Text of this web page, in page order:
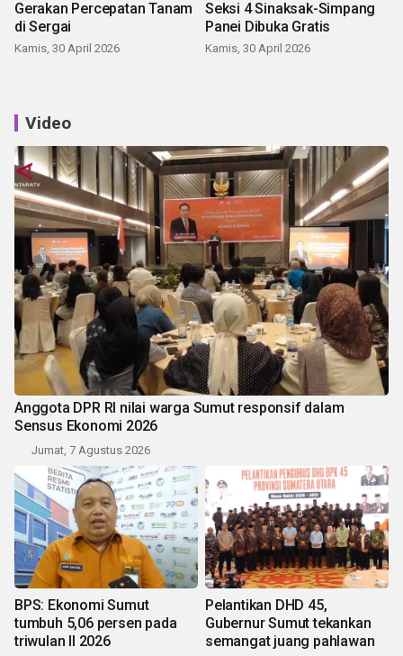
Gerakan Percepatan Tanam
di Sergai
Kamis, 30 April 2026
Seksi 4 Sinaksak-Simpang
Panei Dibuka Gratis
Kamis, 30 April 2026
Video
Anggota DPR RI nilai warga Sumut responsif dalam
Sensus Ekonomi 2026
Jumat, 7 Agustus 2026
BPS: Ekonomi Sumut
tumbuh 5,06 persen pada
triwulan II 2026
Pelantikan DHD 45,
Gubernur Sumut tekankan
semangat juang pahlawan